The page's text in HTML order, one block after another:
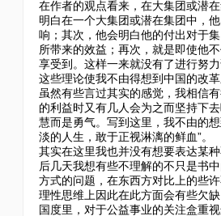
在作者的观点看来，在大集团或潜
明白在一个大集团或潜在集团中，
响；其次，他会明白他的付出对于
所带来的效益；再次，就是即使他
享受到。这样一来就没有了进行努
这些理论使我不由得想到中国的改
虽然有些言过其实的感觉，我相信
的利益时又有几人会为之而坚持下
慧而是勇气。写到这里，我不由的
淡的人生，敢于正视淋漓的鲜血”。
其实在这里我也并没有想要表达某
后几天我想有些不理解的不只是书
方式的问题，在东西方对比上的些
理性思维上因此在此方面会有些欠
国度里，对于公益事业的关注盒重